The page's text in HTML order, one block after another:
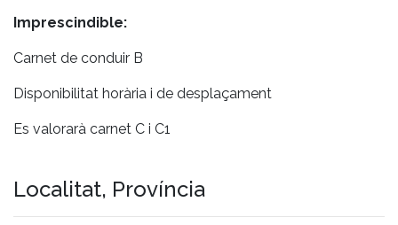
Imprescindible:
Carnet de conduir B
Disponibilitat horària i de desplaçament
Es valorarà carnet C i C1
Localitat, Província